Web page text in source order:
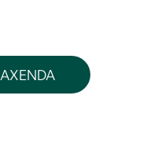
AXENDA